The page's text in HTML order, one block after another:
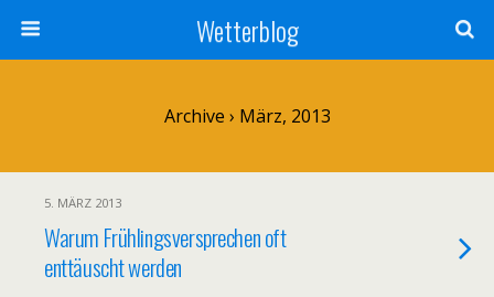
Wetterblog
Archive › März, 2013
5. MÄRZ 2013
Warum Frühlingsversprechen oft
enttäuscht werden